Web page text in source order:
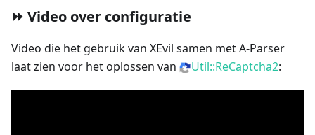
⏩ Video over configuratie
Video die het gebruik van XEvil samen met A-Parser
laat zien voor het oplossen van
Util::ReCaptcha2: